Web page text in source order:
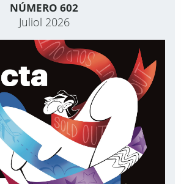
NÚMERO 602
Juliol 2026